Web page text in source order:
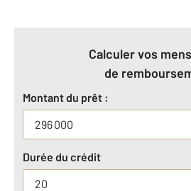
Calculer vos
de
Montant du prêt :
Durée du crédit